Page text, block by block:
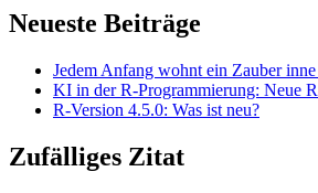
Neueste Beiträge
Jedem Anfang wohnt ein Zauber
KI in der R-Programmierung: Neue
R-Version 4.5.0: Was ist neu?
Zufälliges Zitat